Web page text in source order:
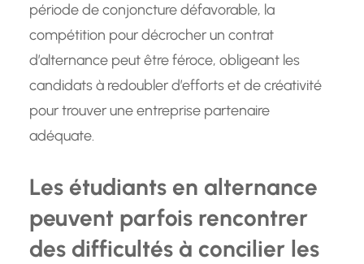
période de conjoncture défavorable, la
compétition pour décrocher un contrat
d’alternance peut être féroce, obligeant les
candidats à redoubler d’efforts et de créativité
pour trouver une entreprise partenaire
adéquate.
Les étudiants en alternance
peuvent parfois rencontrer
des difficultés à concilier les